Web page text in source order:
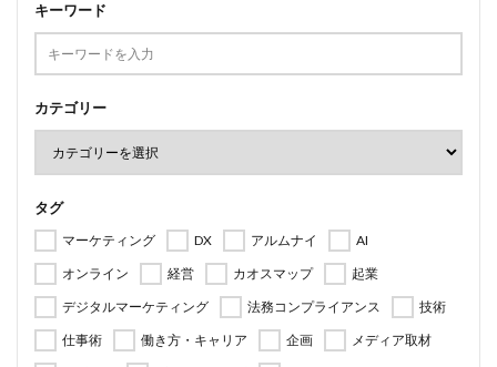
キーワード
カテゴリー
タグ
マーケティング DX アルムナイ
AI
オンライン
経営 カオスマップ
起業
デジタルマーケティング
法務コンプライアンス
技術
仕事術
働き方・キャリア 企画
メディア取材